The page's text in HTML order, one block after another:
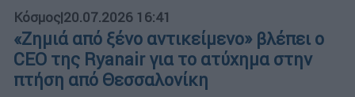
Κόσμος|20.07.2026 16:41
«Ζημιά από ξένο αντικείμενο» βλέπει ο
CEO της Ryanair για το ατύχημα στην
πτήση από Θεσσαλονίκη